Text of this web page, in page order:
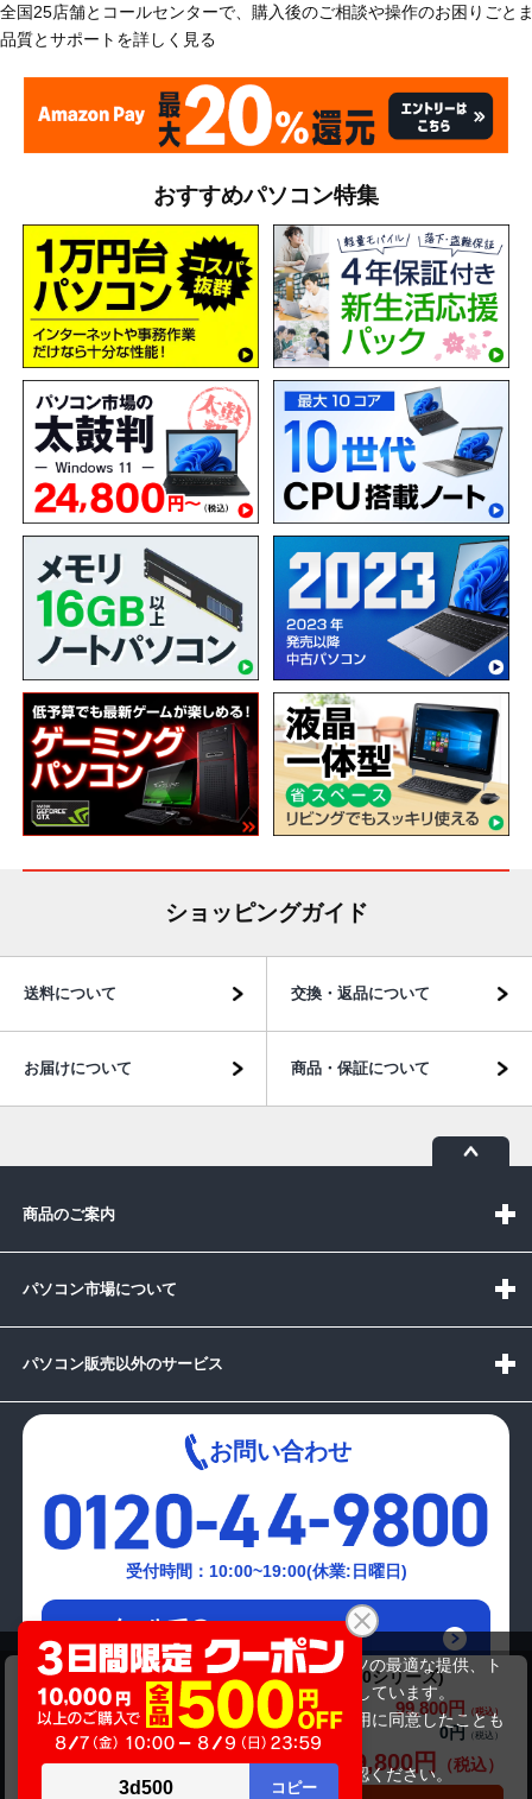
Lenovo ThinkPad E16 Gen2 (Ryzen 5 7000シリーズ)
商品価格(税込) 99,800円
オプション小計価格(税込)
0円
商品合計価格(税込)
99,800円
全国25店舗とコールセンターで、購入後のご相談や操作のお困りごと
品質とサポートを詳しく見る
おすすめパソコン特集
ショッピングガイド
送料について 交換・返品について
お届けについて 商品・保証について
商品のご案内
パソコン市場について
パソコン販売以外のサービス
お問い合わせ
受付時間：10:00~19:00(休業:日曜日)
メールでの
お問い合わせはこちら
当サイトでは利用体験の向上およびコンテンツの最適な提供、ト
ラフィックの分析を目的としてCookieを使用しています。
サイトの閲覧を継続された場合、Cookieの利用に同意したことも
のといたします。
をご確認ください。